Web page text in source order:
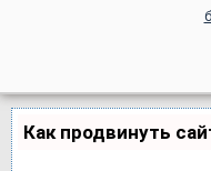
Как продвинуть